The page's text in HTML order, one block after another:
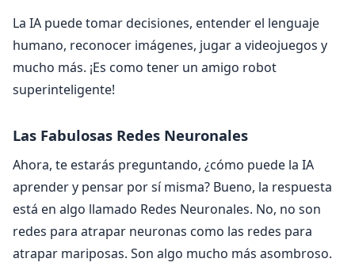
La IA puede tomar decisiones, entender el lenguaje
humano, reconocer imágenes, jugar a videojuegos y
mucho más. ¡Es como tener un amigo robot
superinteligente!
Las Fabulosas Redes Neuronales
Ahora, te estarás preguntando, ¿cómo puede la IA
aprender y pensar por sí misma? Bueno, la respuesta
está en algo llamado Redes Neuronales. No, no son
redes para atrapar neuronas como las redes para
atrapar mariposas. Son algo mucho más asombroso.